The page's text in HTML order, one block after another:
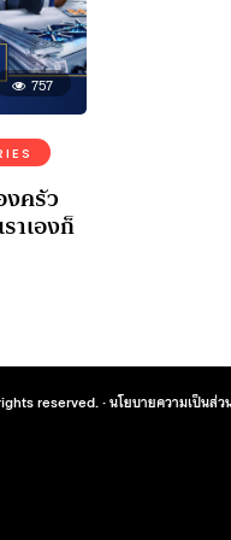
757
งครัว
าเองก็
reserved. ·นโยบายความเป็นส่ว